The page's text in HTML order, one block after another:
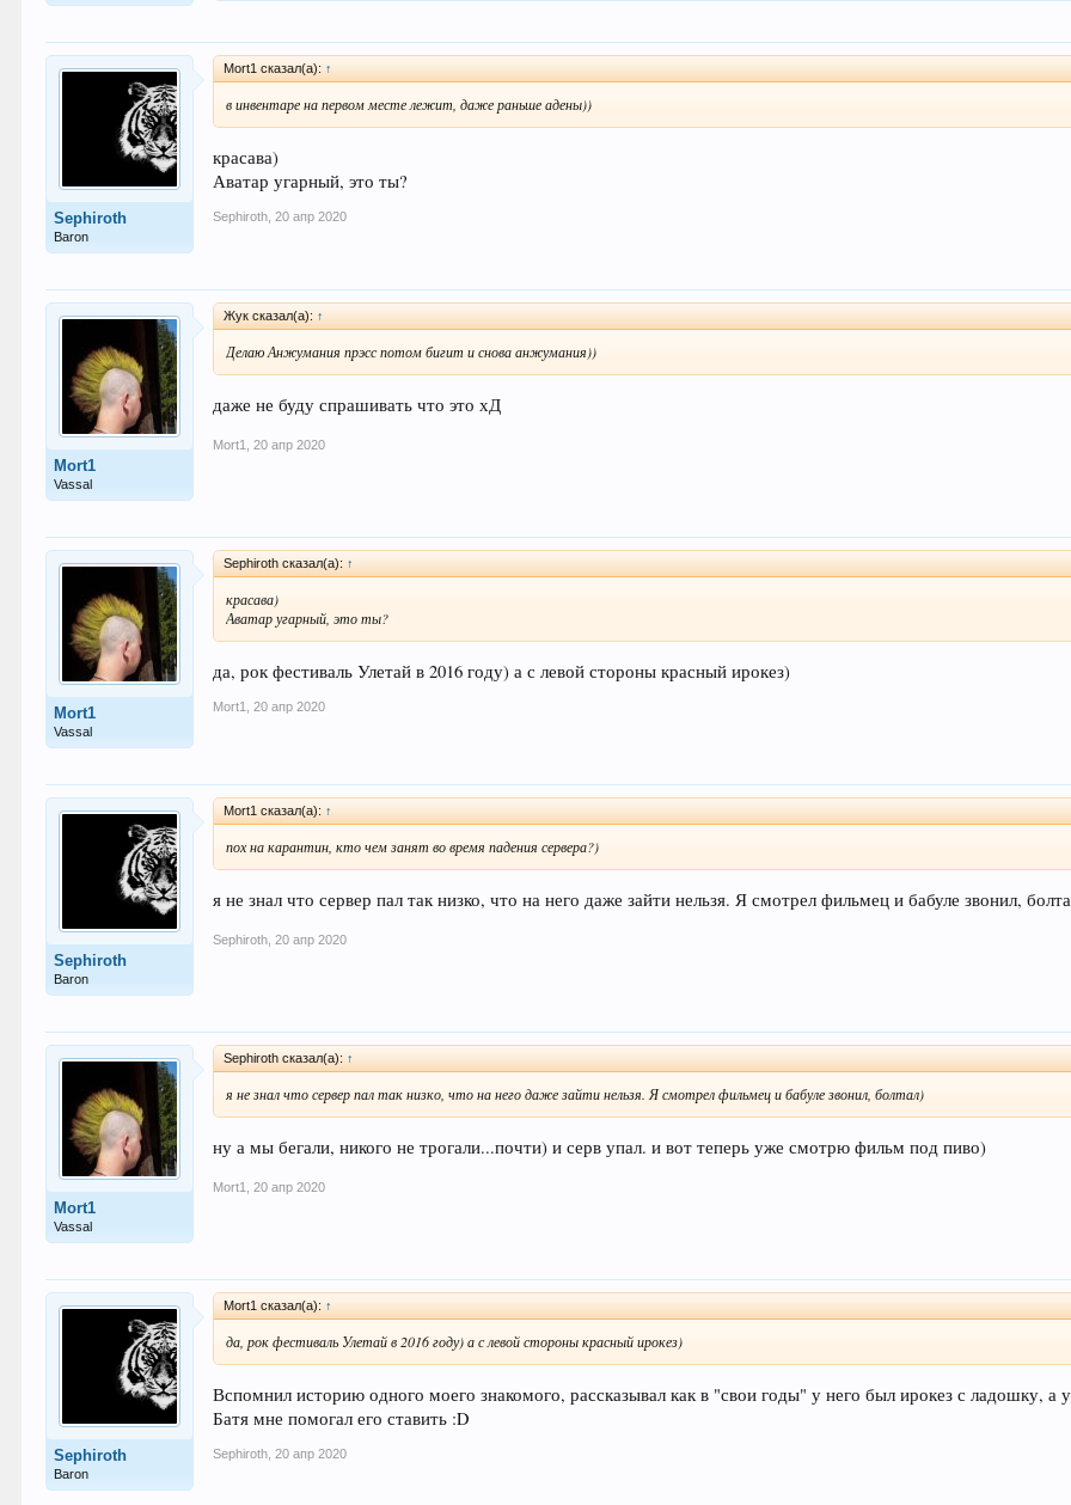
Sephiroth
Baron
Mort1 сказал(а): ↑
в инвентаре на первом месте лежит, даже раньше адены))
красава)
Аватар угарный, это ты?
Sephiroth 20 апр 2020
Mort1
Vassal
Жук сказал(а): ↑
Делаю Анжумания прэсс потом бигит и снова анжумания))
даже не буду спрашивать что это хД
Mort1 20 апр 2020
Mort1
Vassal
Sephiroth сказал(а): ↑
красава)
Аватар угарный, это ты?
да, рок фестиваль Улетай в 2016 году) а с левой стороны красный ирокез)
Mort1 20 апр 2020
Sephiroth
Baron
Mort1 сказал(а): ↑
пох на карантин, кто чем занят во время падения сервера?)
я не знал что сервер пал так низко, что на него даже зайти нельзя. Я смотрел фильмец и бабуле звонил,
Sephiroth 20 апр 2020
Mort1
Vassal
Sephiroth сказал(а): ↑
я не знал что сервер пал так низко, что на него даже зайти нельзя. Я смотрел фильмец и бабуле звонил, болтал)
ну а мы бегали, никого не трогали...почти) и серв упал. и вот теперь уже смотрю фильм под пиво)
Mort1 20 апр 2020
Sephiroth
Baron
Mort1 сказал(а): ↑
да, рок фестиваль Улетай в 2016 году) а с левой стороны красный ирокез)
Вспомнил историю одного моего знакомого, рассказывал как в "свои годы" у него был ирокез с ладошку, а
Батя мне помогал его ставить :D
Sephiroth 20 апр 2020